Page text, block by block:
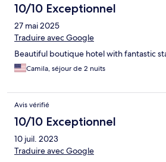
10/10 Exceptionnel
27 mai 2025
Traduire avec Google
Beautiful boutique hotel with fantastic
Camila, séjour de 2 nuits
Avis vérifié
10/10 Exceptionnel
10 juil. 2023
Traduire avec Google